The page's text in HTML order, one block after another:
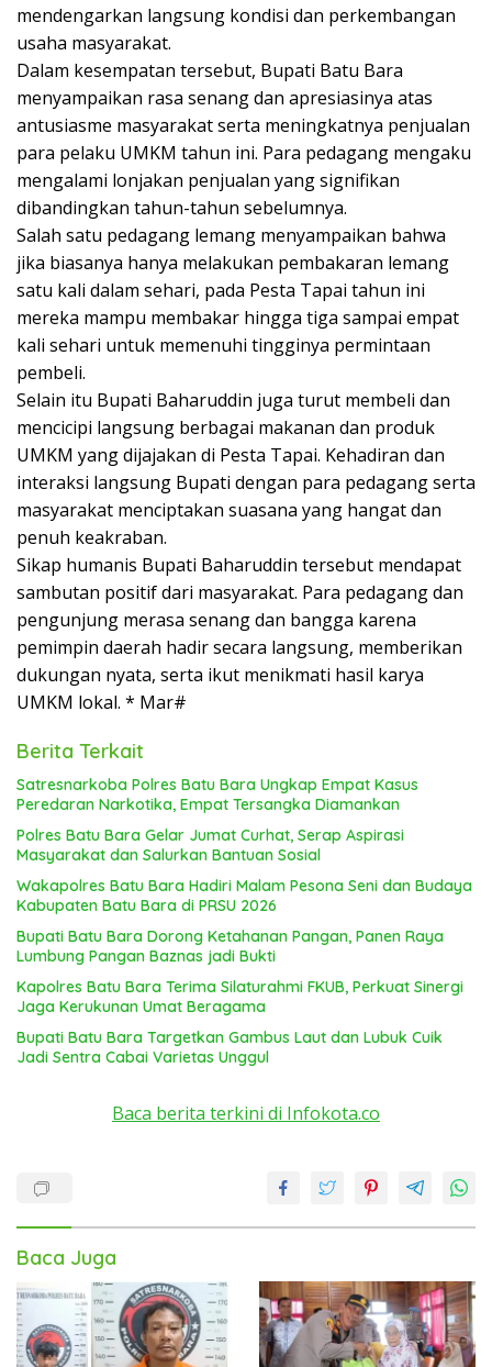
mendengarkan langsung kondisi dan perkembangan
usaha masyarakat.
Dalam kesempatan tersebut, Bupati Batu Bara
menyampaikan rasa senang dan apresiasinya atas
antusiasme masyarakat serta meningkatnya penjualan
para pelaku UMKM tahun ini. Para pedagang mengaku
mengalami lonjakan penjualan yang signifikan
dibandingkan tahun-tahun sebelumnya.
Salah satu pedagang lemang menyampaikan bahwa
jika biasanya hanya melakukan pembakaran lemang
satu kali dalam sehari, pada Pesta Tapai tahun ini
mereka mampu membakar hingga tiga sampai empat
kali sehari untuk memenuhi tingginya permintaan
pembeli.
Selain itu Bupati Baharuddin juga turut membeli dan
mencicipi langsung berbagai makanan dan produk
UMKM yang dijajakan di Pesta Tapai. Kehadiran dan
interaksi langsung Bupati dengan para pedagang serta
masyarakat menciptakan suasana yang hangat dan
penuh keakraban.
Sikap humanis Bupati Baharuddin tersebut mendapat
sambutan positif dari masyarakat. Para pedagang dan
pengunjung merasa senang dan bangga karena
pemimpin daerah hadir secara langsung, memberikan
dukungan nyata, serta ikut menikmati hasil karya
UMKM lokal. * Mar#
Berita Terkait
Satresnarkoba Polres Batu Bara Ungkap Empat Kasus
Peredaran Narkotika, Empat Tersangka Diamankan
Polres Batu Bara Gelar Jumat Curhat, Serap Aspirasi
Masyarakat dan Salurkan Bantuan Sosial
Wakapolres Batu Bara Hadiri Malam Pesona Seni dan Budaya
Kabupaten Batu Bara di PRSU 2026
Bupati Batu Bara Dorong Ketahanan Pangan, Panen Raya
Lumbung Pangan Baznas jadi Bukti
Kapolres Batu Bara Terima Silaturahmi FKUB, Perkuat Sinergi
Jaga Kerukunan Umat Beragama
Bupati Batu Bara Targetkan Gambus Laut dan Lubuk Cuik
Jadi Sentra Cabai Varietas Unggul
Baca berita terkini di Infokota.co
Baca Juga